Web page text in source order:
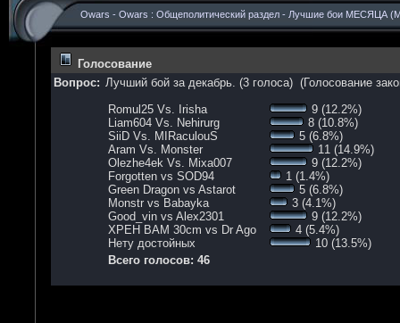
Owars - Owars : Общеполитический раздел - Лучшие бои МЕСЯЦА
Голосование
Вопрос: Лучший бой за декабрь. (3 голоса) (Голосование
Romul25 Vs. Irisha
9 (12.2%)
Liam604 Vs. Nehirurg
8 (10.8%)
SiiD Vs. MIRaculouS
5 (6.8%)
Aram Vs. Monster
11 (14.9%)
Olezhe4ek Vs. Mixa007
9 (12.2%)
Forgotten vs SOD94
1 (1.4%)
Green Dragon vs Astarot
5 (6.8%)
Monstr vs Babayka
3 (4.1%)
Good_vin vs Alex2301
9 (12.2%)
XPEH BAM 30cm vs Dr Ago
4 (5.4%)
Нету достойных
10 (13.5%)
Всего голосов: 46